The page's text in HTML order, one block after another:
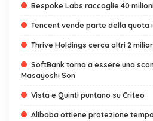
Bespoke Labs raccoglie 40
Tencent vende parte della quota
Thrive Holdings cerca altri 2
SoftBank torna a essere una
Masayoshi Son
Vista e Quinti puntano su Criteo
Alibaba ottiene protezione